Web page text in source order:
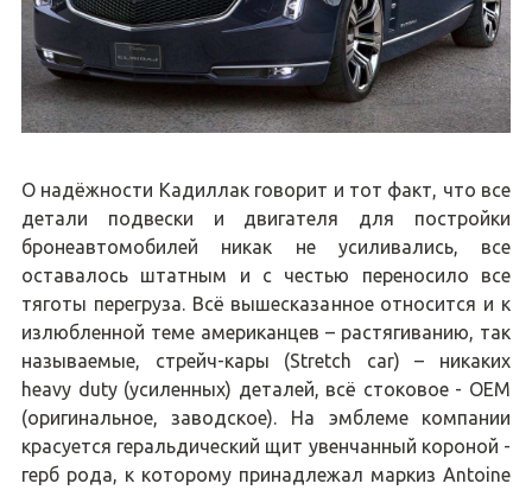
О надёжности Кадиллак говорит и тот факт, что все
детали подвески и двигателя для постройки
бронеавтомобилей никак не усиливались, все
оставалось штатным и с честью переносило все
тяготы перегруза. Всё вышесказанное относится и к
излюбленной теме американцев – растягиванию, так
называемые, стрейч-кары (Stretch car) – никаких
heavy duty (усиленных) деталей, всё стоковое - OEM
(оригинальное, заводское). На эмблеме компании
красуется геральдический щит увенчанный короной -
герб рода, к которому принадлежал маркиз Antoine